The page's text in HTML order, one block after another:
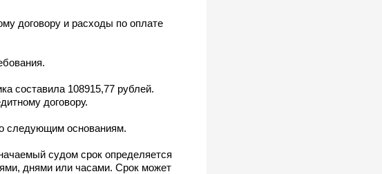
договору и расходы по оплате
составила 108915,77 рублей.
договору.
следующим основаниям.
судом срок определяется
днями или часами. Срок может